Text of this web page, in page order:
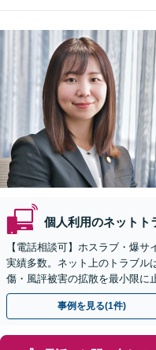
個人利用のネットト
【電話相談可】ホスラブ・爆
実績多数。ネット上のトラブル
傷・風評被害の拡散を最小限に
情報削除に向けて全力を尽くし
事例を見る(1件)